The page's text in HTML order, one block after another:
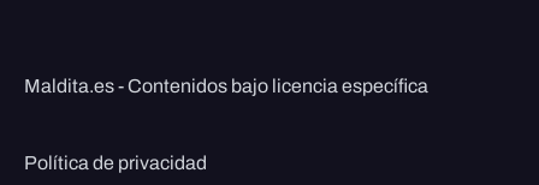
Maldita.es - Contenidos bajo licencia específica
Política de privacidad